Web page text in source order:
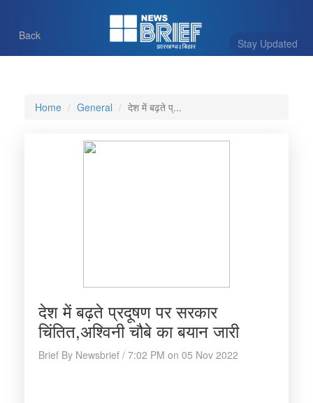
Stay Updated
Back
Home General देश में बढ़ते प्...
देश में बढ़ते प्रदूषण पर सरकार
चिंतित,अश्विनी चौबे का बयान जारी
Brief By Newsbrief / 7:02 PM on 05 Nov 2022